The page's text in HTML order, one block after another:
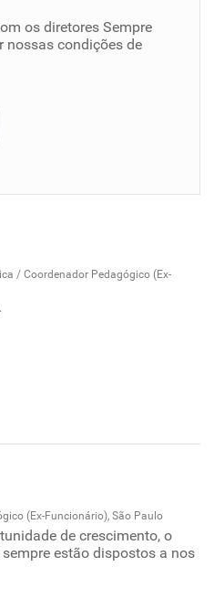
os diretores Sempre
nossas condições de
/ Coordenador Pedagógico (Ex-
(Ex-Funcionário), São Paulo
de crescimento, o
estão dispostos a nos